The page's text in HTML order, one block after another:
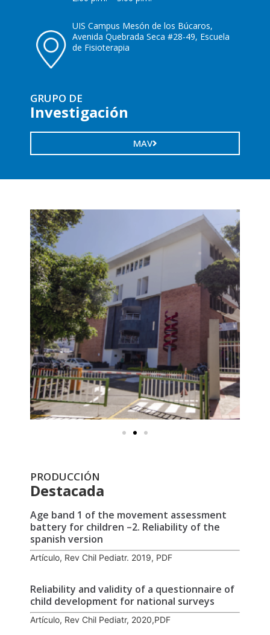
UIS Campus Mesón de los Búcaros,
Avenida Quebrada Seca #28-49, Escuela
de Fisioterapia
GRUPO DE
Investigación
MAV
PRODUCCIÓN
Destacada
Age band 1 of the movement assessment
battery for children –2. Reliability of the
spanish version
Artículo, Rev Chil Pediatr. 2019, PDF
Reliability and validity of a questionnaire of
child development for national surveys
Artículo, Rev Chil Pediatr, 2020,PDF